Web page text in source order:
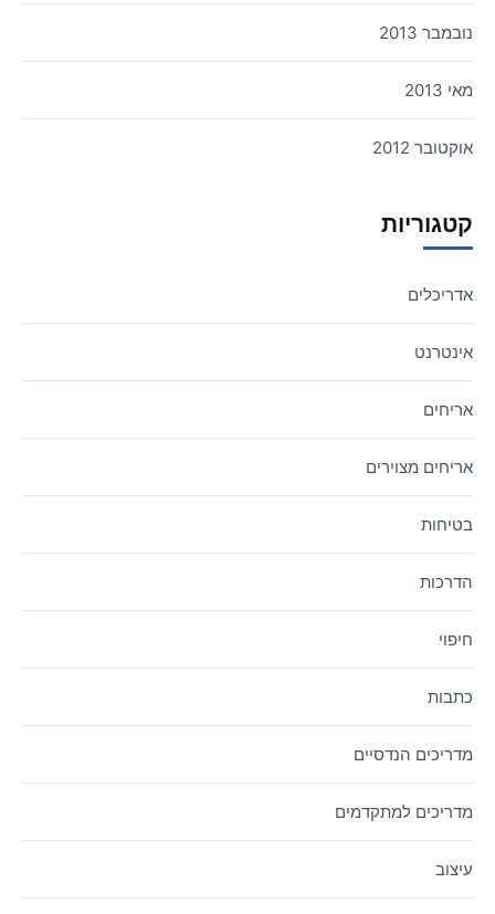
נובמבר 2013
מאי 2013
אוקטובר 2012
קטגוריות
אדריכלים
אינטרנט
אריחים
אריחים מצוירים
בטיחות
הדרכות
חיפוי
כתבות
מדריכים הנדסיים
מדריכים למתקדמים
עיצוב